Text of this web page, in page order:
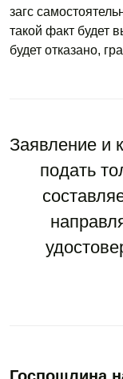
загс
такой факт будет
будет отказано,
Заявление и
подать